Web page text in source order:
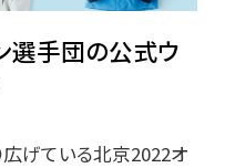
選手団の公式ウ
げている北京2022オ